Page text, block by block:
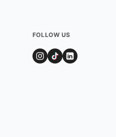
FOLLOW US